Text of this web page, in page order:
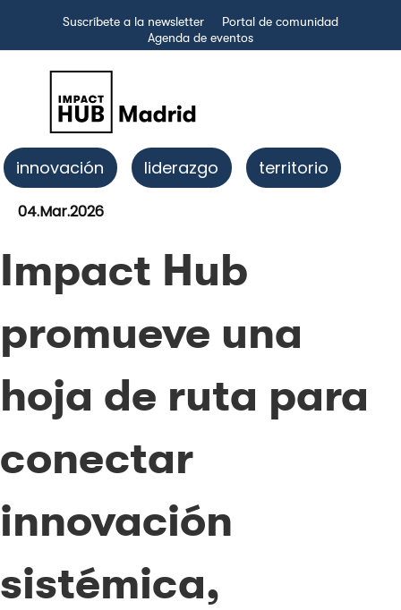
Suscríbete a la newsletter
Portal de comunidad
Agenda de eventos
innovación liderazgo territorio
04.Mar.2026
Impact Hub
promueve una
hoja de ruta para
conectar
innovación
sistémica,